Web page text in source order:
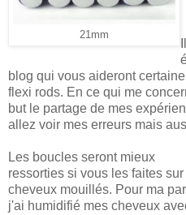
21mm
blog qui vous aideront
flexi rods. En ce qui me
but le partage de mes
allez voir mes erreurs mais
Les boucles seront mieux
ressorties si vous les faites sur
cheveux mouillés. Pour ma
j'ai humidifié mes cheveux